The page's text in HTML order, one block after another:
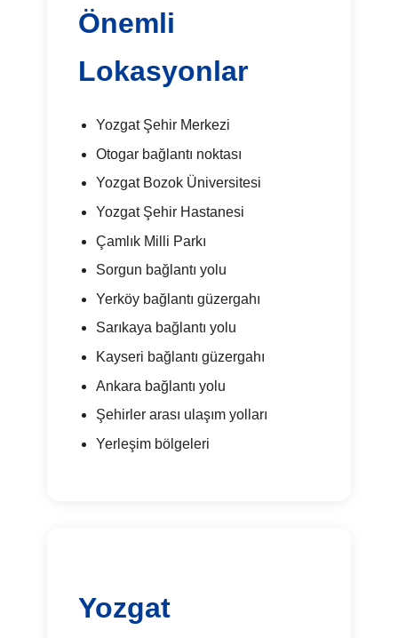
Önemli
Lokasyonlar
Yozgat Şehir Merkezi
Otogar bağlantı noktası
Yozgat Bozok Üniversitesi
Yozgat Şehir Hastanesi
Çamlık Milli Parkı
Sorgun bağlantı yolu
Yerköy bağlantı güzergahı
Sarıkaya bağlantı yolu
Kayseri bağlantı güzergahı
Ankara bağlantı yolu
Şehirler arası ulaşım yolları
Yerleşim bölgeleri
Yozgat